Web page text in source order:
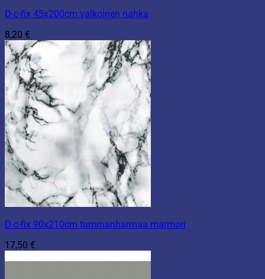
D-c-fix 45x200cm valkoinen nahka
8,20 €
D-c-fix 90x210cm tummanharmaa marmori
17,50 €